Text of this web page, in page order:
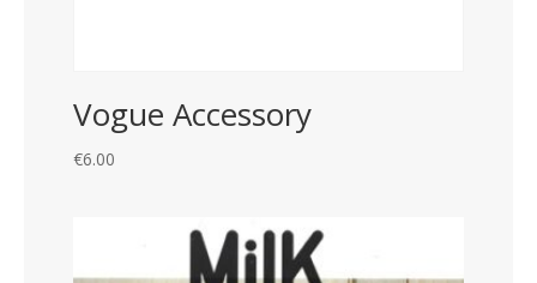
Vogue Accessory
€6.00